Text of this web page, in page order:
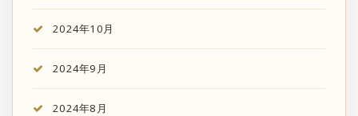
2024年10月
2024年9月
2024年8月